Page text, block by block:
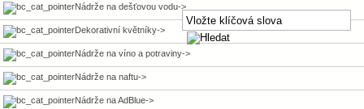
Nádrže na dešťovou vodu->
Dekorativní květníky->
Nádrže na víno a potraviny->
Nádrže na naftu->
Nádrže na AdBlue->